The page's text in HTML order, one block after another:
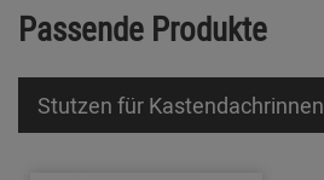
Passende Produkte
Stutzen für Kastendachrinnen